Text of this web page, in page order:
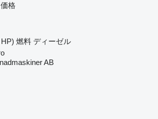
格
燃料 ディーゼル
AB